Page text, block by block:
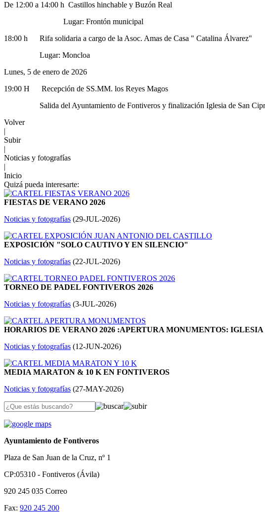
De 12:00 a 14:00 h Castillos hinchable y Buzón Real
Lugar: Frontón municipal
18:00 h Rifa solidaria a cargo de la Asoc. Amas de Casa " Catalina Álvarez"
Lugar: Moncloa
Lunes, 5 de enero de 2026
19:00 H Recepción de SS.MM. los Reyes Magos
Salida del Ayuntamiento de Fontiveros y finalización Iglesia de San
Volver
|
Subir
|
Noticias y fotografías
|
Inicio
Quizá pueda interesarte:
FIESTAS DE VERANO 2026
Noticias y fotografías (29-JUL-2026)
EXPOSICIÓN "SOLO CAUTIVO Y EN SILENCIO"
Noticias y fotografías (22-JUL-2026)
TORNEO DE PADEL FONTIVEROS 2026
Noticias y fotografías (3-JUL-2026)
HORARIOS DE VERANO 2026 :APERTURA MONUMENTOS:
Noticias y fotografías (12-JUN-2026)
MEDIA MARATON & 10 K EN FONTIVEROS
Noticias y fotografías (27-MAY-2026)
Ayuntamiento de Fontiveros
Plaza de San Juan de la Cruz, nº 1
CP:05310 - Fontiveros (Ávila)
920 245 035 Correo
Fax: 920 245 200